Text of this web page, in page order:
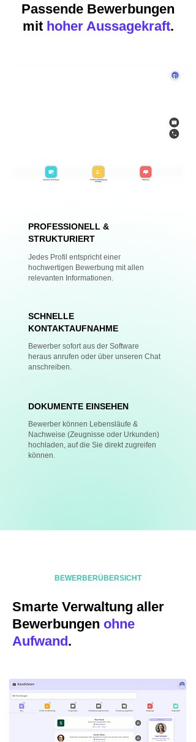
Passende Bewerbungen
mit hoher Aussagekraft.
PROFESSIONELL &
STRUKTURIERT
Jedes Profil entspricht einer
hochwertigen Bewerbung mit allen
relevanten Informationen.
SCHNELLE
KONTAKTAUFNAHME
Bewerber sofort aus der Software
heraus anrufen oder über unseren Chat
anschreiben.
DOKUMENTE EINSEHEN
Bewerber können Lebensläufe &
Nachweise (Zeugnisse oder Urkunden)
hochladen, auf die Sie direkt zugreifen
können.
BEWERBERÜBERSICHT
Smarte Verwaltung aller
Bewerbungen ohne
Aufwand.